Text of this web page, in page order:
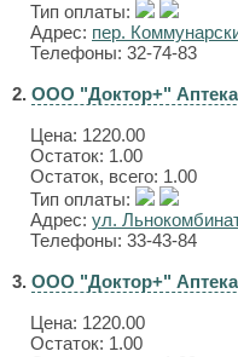
Тип оплаты:
Адрес: пер.
Телефоны: 32-74-83
2. ООО "Доктор+"
Цена: 1220.00
Остаток: 1.00
Остаток, всего: 1.00
Тип оплаты:
Адрес: ул.
Телефоны: 33-43-84
3. ООО "Доктор+"
Цена: 1220.00
Остаток: 1.00